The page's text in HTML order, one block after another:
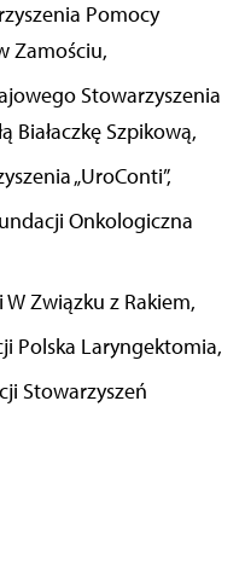
Pomocy
Zamościu,
Stowarzyszenia
Białaczkę Szpikową,
„UroConti”,
Onkologiczna
Związku z Rakiem,
Polska Laryngektomia,
Stowarzyszeń